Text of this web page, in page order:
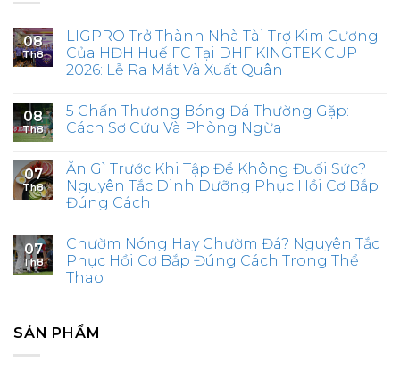
08
Th8
LIGPRO Trở Thành Nhà Tài Trợ Kim Cương
Của HĐH Huế FC Tại DHF KINGTEK CUP
2026: Lễ Ra Mắt Và Xuất Quân
08
Th8
5 Chấn Thương Bóng Đá Thường Gặp:
Cách Sơ Cứu Và Phòng Ngừa
07
Th8
Ăn Gì Trước Khi Tập Để Không Đuối Sức?
Nguyên Tắc Dinh Dưỡng Phục Hồi Cơ Bắp
Đúng Cách
07
Th8
Chườm Nóng Hay Chườm Đá? Nguyên Tắc
Phục Hồi Cơ Bắp Đúng Cách Trong Thể
Thao
SẢN PHẨM